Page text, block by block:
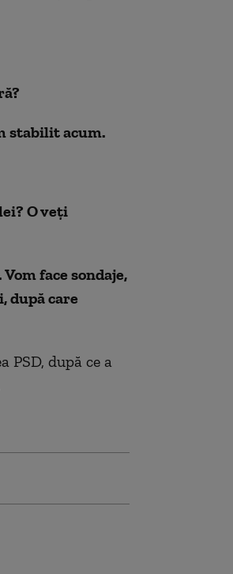
stabilit acum.
O veți
face sondaje,
după care
PSD, după ce a